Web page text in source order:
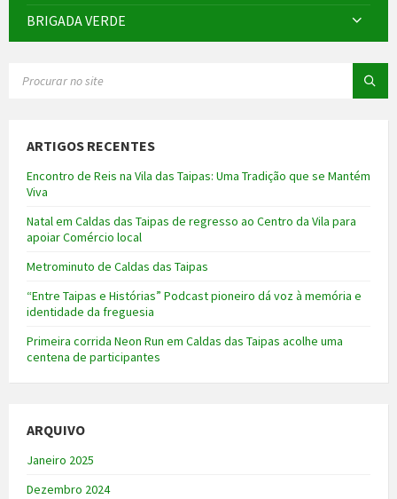
BRIGADA VERDE
ARTIGOS RECENTES
Encontro de Reis na Vila das Taipas: Uma Tradição que se Mantém
Viva
Natal em Caldas das Taipas de regresso ao Centro da Vila para
apoiar Comércio local
Metrominuto de Caldas das Taipas
“Entre Taipas e Histórias” Podcast pioneiro dá voz à memória e
identidade da freguesia
Primeira corrida Neon Run em Caldas das Taipas acolhe uma
centena de participantes
ARQUIVO
Janeiro 2025
Dezembro 2024